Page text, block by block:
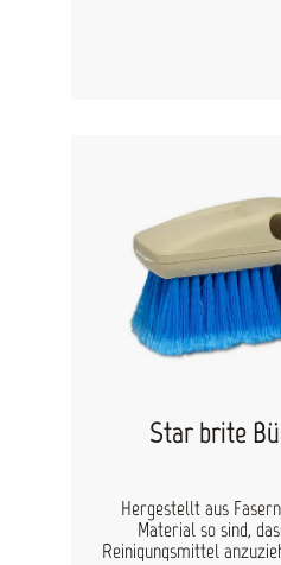
Star brite
Hergestellt aus
Material so sind,
Reinigungsmittel